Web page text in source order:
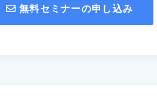
無料セミナーの申し込み